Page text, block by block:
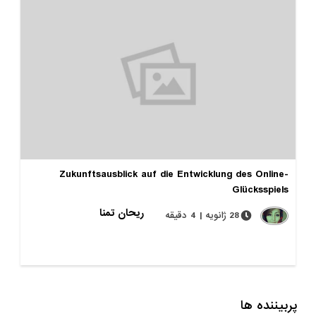
Zukunftsausblick auf die Entwicklung des Online-
Glücksspiels
ریحان تمنا
28 ژانویه | 4 دقیقه
پربیننده ها